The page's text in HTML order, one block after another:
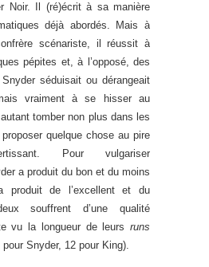
Noir. Il (ré)écrit à sa manière
déjà abordés. Mais à
scénariste, il réussit à
pépites et, à l’opposé, des
séduisait ou dérangeait
vraiment à se hisser au
tomber non plus dans les
quelque chose au pire
Pour vulgariser
a produit du bon et du moins
produit de l’excellent et du
souffrent d’une qualité
vu la longueur de leurs runs
Snyder, 12 pour King).